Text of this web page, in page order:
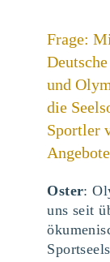
Frage:
und
die
Sportler
Oster:
uns seit